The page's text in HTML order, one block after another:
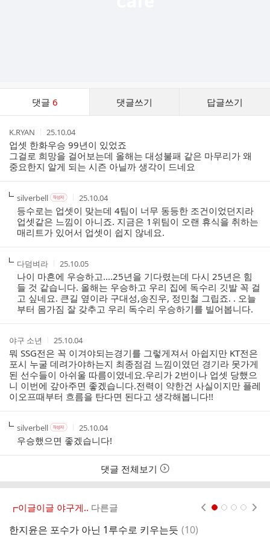
댓글 6 댓글쓰기 답글쓰기
작
성
자
K.RYAN
작
성
시
간
25.10.04
업셋 한화우승 99년이 있었죠
그걸로 희망을 걸어보는데 올해는 대성불패 같은 마무리가 왜
중요한지 알게 되는 시즌 아닐까 생각이 드네요
작
성
자
silverbell작
성
자
본
인
여
작
자
작
성
시
간
25.10.04
등수로는 업셋이 맞는데 4팀이 너무 동등한 조건이었던지라
업셋같은 느낌이 아니죠. 지금은 1위팀이 오랜 휴식을 취하는
매리트가 있어서 업셋이 쉽지 않네요.
작
성
자
다덤벼라
작
성
시
간
25.10.05
나이 마흔에 우승하고....25년을 기다렸는데 다시 25년은 힘
들 것 같습니다. 올해는 우승하고 우리 집에 독수리 깃발 꼭 걸
고 싶네요. 큰길 옆이라 구대성,송진우, 정민철 그립죠. . 오늘
부터 몸가짐 잘 갖추고 우리 독수리 우승하기를 빌어봅니다.
작
성
자
야구 소년
작
성
시
간
25.10.04
뭐 SSG전은 꼭 이겨야되는경기를 그렇게져서 아쉽지만 KT전은
포시 누굴 데려가야하는지 최종점검 느낌이였던 경기라 못가게
된 선수들이 아쉬울 따름이였네요.우리가 2번이나 업셋 당했으
니 이번에 갚아주면 좋겠습니다.전력이 약한건 사실이지만 플레
이오프때부터 흐름을 탄다면 된다고 생각해봅니다!!
작
성
자
silverbell작
성
자
본
부
작
자
작
성
시
간
25.10.04
우승했으면 좋겠습니다!
댓글 전체보기
┏이글이글 야구게.. 다른글
한지윤은 포수가 아닌 1루수로 키우는듯 댓
(10)